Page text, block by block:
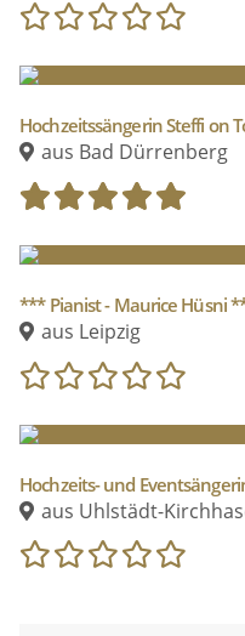
Hochzeitssängerin Steffi on
aus Bad Dürrenberg
*** Pianist - Maurice Hüsni
aus Leipzig
Hochzeits- und
aus Uhlstädt-